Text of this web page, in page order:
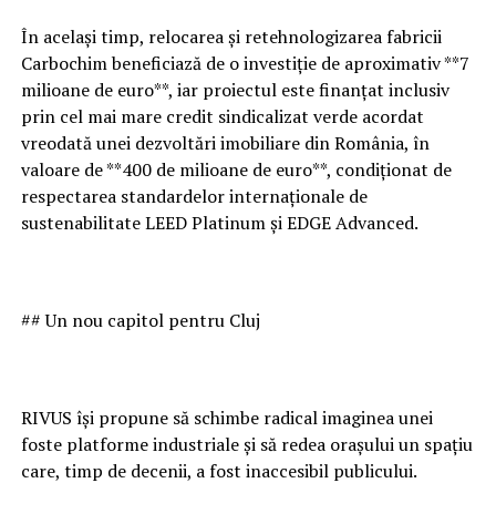
În același timp, relocarea și retehnologizarea fabricii
Carbochim beneficiază de o investiție de aproximativ **7
milioane de euro**, iar proiectul este finanțat inclusiv
prin cel mai mare credit sindicalizat verde acordat
vreodată unei dezvoltări imobiliare din România, în
valoare de **400 de milioane de euro**, condiționat de
respectarea standardelor internaționale de
sustenabilitate LEED Platinum și EDGE Advanced.
## Un nou capitol pentru Cluj
RIVUS își propune să schimbe radical imaginea unei
foste platforme industriale și să redea orașului un spațiu
care, timp de decenii, a fost inaccesibil publicului.